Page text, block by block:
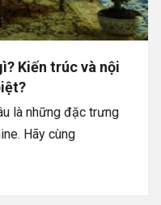
Kiến trúc và nội
là những đặc trưng
Hãy cùng